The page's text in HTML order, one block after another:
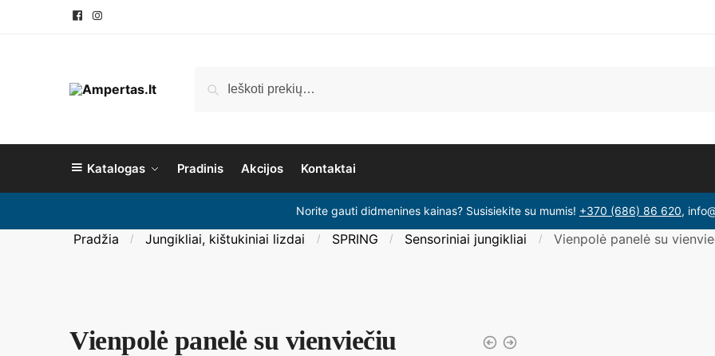
Katalogas Pradinis Akcijos Kontaktai
Norite gauti didmenines kainas? Susisiekite su mumis! +370 (686) 86 620,
Pradžia / Jungikliai, kištukiniai lizdai / SPRING / Sensoriniai jungikliai / Vienpolė panelė su
Vienpolė panelė su vienviečiu